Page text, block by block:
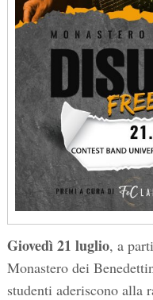
Giovedì 21 luglio, a
Monastero dei
studenti aderiscono alla